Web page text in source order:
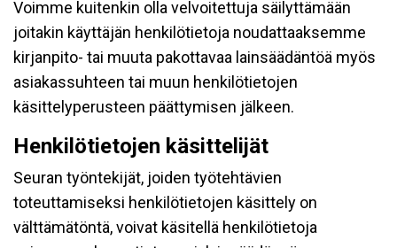
Voimme kuitenkin olla velvoitettuja säilyttämään
joitakin käyttäjän henkilötietoja noudattaaksemme
kirjanpito- tai muuta pakottavaa lainsäädäntöä myös
asiakassuhteen tai muun henkilötietojen
käsittelyperusteen päättymisen jälkeen.
Henkilötietojen käsittelijät
Seuran työntekijät, joiden työtehtävien
toteuttamiseksi henkilötietojen käsittely on
välttämätöntä, voivat käsitellä henkilötietoja